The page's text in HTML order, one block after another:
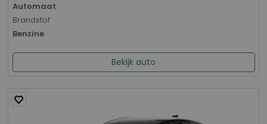
Automaat
Brandstof
Benzine
Bekijk auto